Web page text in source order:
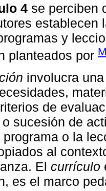
4 se perciben
establecen
y
planteados por
involucra
de
sucesión de
o la
al
El currículo
es el marco